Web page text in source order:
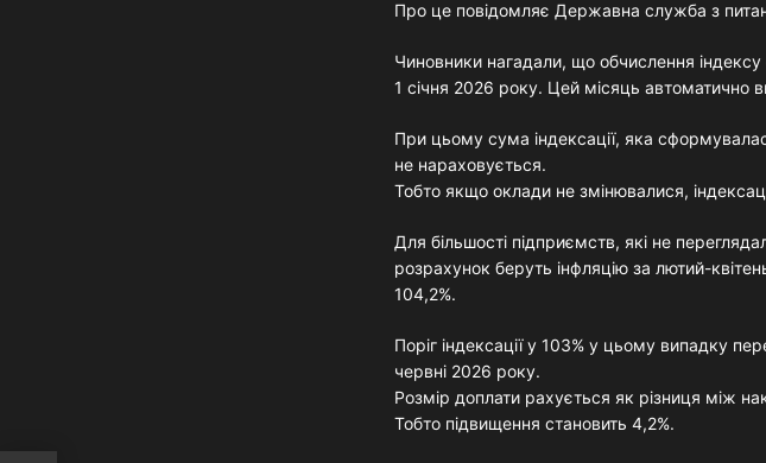
Про це повідомляє Державна служба з
Чиновники нагадали, що обчислення індексу
1 січня 2026 року. Цей місяць
При цьому сума індексації, яка
не нараховується.
Тобто якщо оклади не змінювалися,
Для більшості підприємств, які не
розрахунок беруть інфляцію за лютий-
104,2%.
Поріг індексації у 103% у цьому випадку
червні 2026 року.
Розмір доплати рахується як різниця між
Тобто підвищення становить 4,2%.